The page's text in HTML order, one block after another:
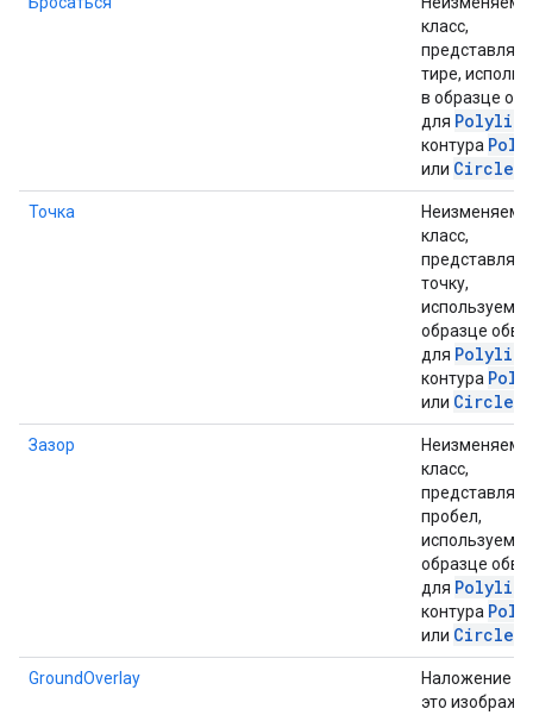
класс,
тире,
в образце
для Polyline
контура
или Circle
Точка
класс,
точку,
образце
для Polyline
контура
или Circle
Зазор
класс,
пробел,
образце
для Polyline
контура
или Circle
GroundOverlay
Наложение
это